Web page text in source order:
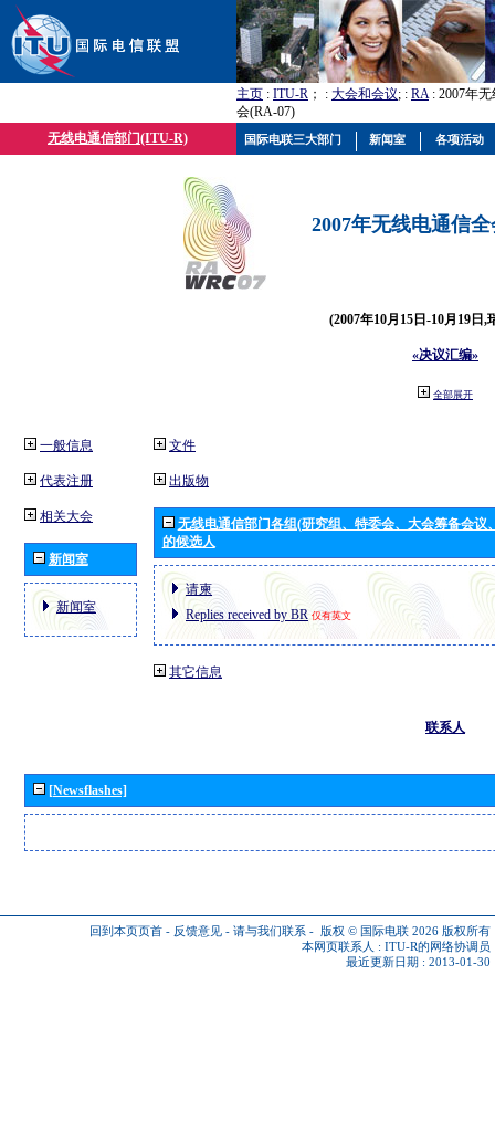
主页 : ITU-R ； : 大会和会议; : RA: 2007年
会(RA-07)
无线电通信部门(ITU-R)
2007年无线电通信
(2007年10月15日-10月19日,
«决议汇编»
全部展开
一般信息
代表注册
相关大会
新闻室
新闻室
文件
出版物
无线电通信部门各组(研究组、特委会、大会筹备会议
的候选人
请柬
Replies received by BR 仅有英文
其它信息
联系人
[Newsflashes]
回到本页页首 - 反馈意见 - 请与我们联系 - 版权 © 国际电联 2026 版权所有
本网页联系人 : ITU-R的网络协调员
最近更新日期 : 2013-01-30
国际电联三大部门 新闻室 各项活动